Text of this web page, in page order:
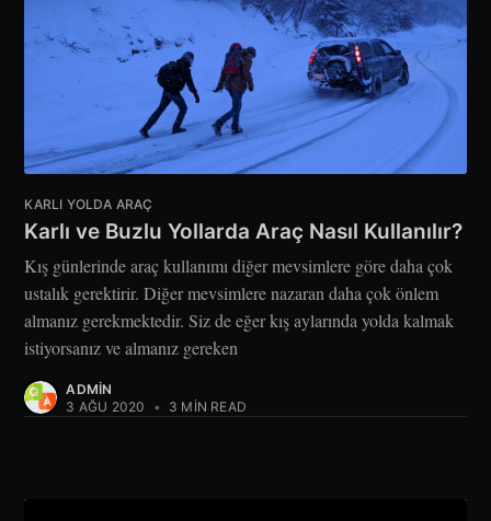
KARLI YOLDA ARAÇ
Karlı ve Buzlu Yollarda Araç Nasıl Kullanılır?
Kış günlerinde araç kullanımı diğer mevsimlere göre daha çok
ustalık gerektirir. Diğer mevsimlere nazaran daha çok önlem
almanız gerekmektedir. Siz de eğer kış aylarında yolda kalmak
istiyorsanız ve almanız gereken
ADMIN
3 AĞU 2020
• 3 MIN READ